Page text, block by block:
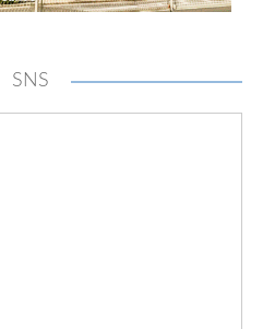
SNS